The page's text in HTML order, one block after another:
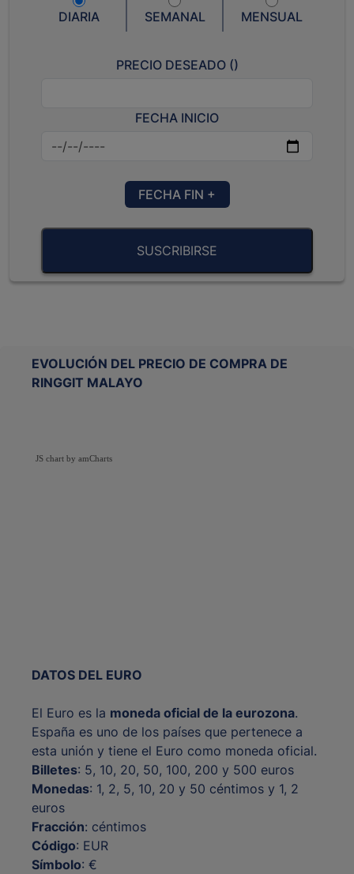
DIARIA SEMANAL MENSUAL
PRECIO DESEADO ()
FECHA INICIO
FECHA FIN +
SUSCRIBIRSE
EVOLUCIÓN DEL PRECIO DE COMPRA DE
RINGGIT MALAYO
JS chart by amCharts
DATOS DEL EURO
El Euro es la moneda oficial de la eurozona.
España es uno de los países que pertenece a
esta unión y tiene el Euro como moneda oficial.
Billetes: 5, 10, 20, 50, 100, 200 y 500 euros
Monedas: 1, 2, 5, 10, 20 y 50 céntimos y 1, 2
euros
Fracción: céntimos
Código: EUR
Símbolo: €